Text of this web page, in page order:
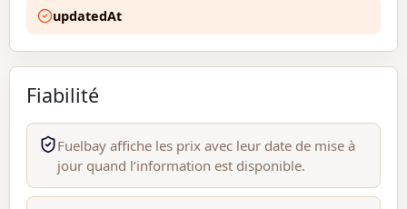
updatedAt
Fiabilité
Fuelbay affiche les prix avec leur date de mise à
jour quand l’information est disponible.